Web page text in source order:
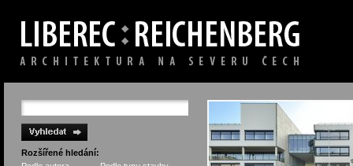
Rozšířené hledání: